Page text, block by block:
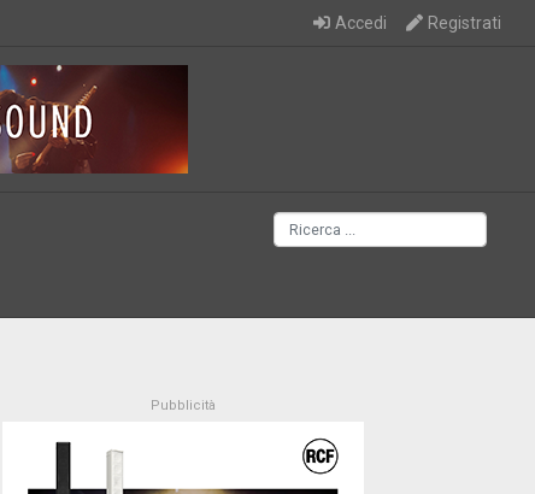
Accedi Registrati